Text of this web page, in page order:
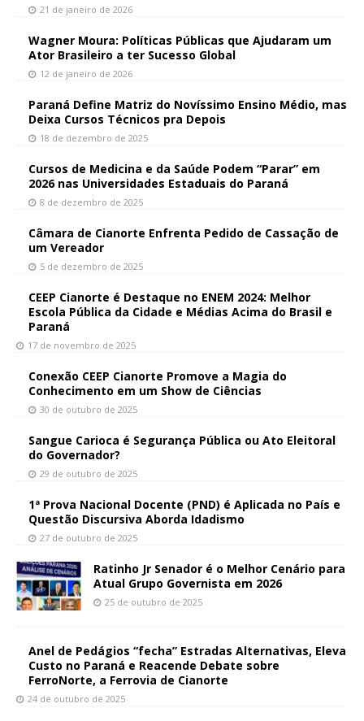
21 de janeiro de 2026
Wagner Moura: Políticas Públicas que Ajudaram um
Ator Brasileiro a ter Sucesso Global
12 de janeiro de 2026
Paraná Define Matriz do Novíssimo Ensino Médio, mas
Deixa Cursos Técnicos pra Depois
18 de dezembro de 2025
Cursos de Medicina e da Saúde Podem “Parar” em
2026 nas Universidades Estaduais do Paraná
8 de dezembro de 2025
Câmara de Cianorte Enfrenta Pedido de Cassação de
um Vereador
5 de dezembro de 2025
CEEP Cianorte é Destaque no ENEM 2024: Melhor
Escola Pública da Cidade e Médias Acima do Brasil e
Paraná
17 de novembro de 2025
Conexão CEEP Cianorte Promove a Magia do
Conhecimento em um Show de Ciências
30 de outubro de 2025
Sangue Carioca é Segurança Pública ou Ato Eleitoral
do Governador?
29 de outubro de 2025
1ª Prova Nacional Docente (PND) é Aplicada no País e
Questão Discursiva Aborda Idadismo
27 de outubro de 2025
Ratinho Jr Senador é o Melhor Cenário para
Atual Grupo Governista em 2026
25 de outubro de 2025
Anel de Pedágios “fecha” Estradas Alternativas, Eleva
Custo no Paraná e Reacende Debate sobre
FerroNorte, a Ferrovia de Cianorte
24 de outubro de 2025